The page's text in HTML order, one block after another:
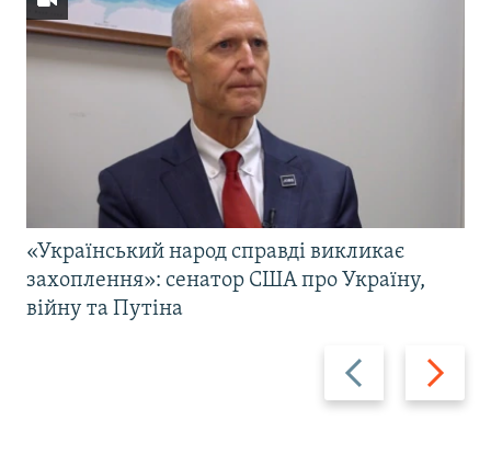
Назад Вперед
«Український народ справді викликає
захоплення»: сенатор США про Україну,
війну та Путіна